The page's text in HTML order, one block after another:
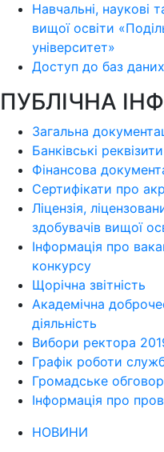
Навчальні, наукові
вищої освіти
університет»
Доступ до баз
ПУБЛІЧНА
Загальна
Банківські
Фінансова
Сертифікати про
Ліцензія,
здобувачів вищої
Інформація про
конкурсу
Щорічна звітність
Академічна
діяльність
Вибори ректора
Графік роботи
Громадське
Інформація про
НОВИНИ